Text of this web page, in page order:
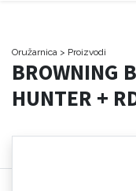
Oružarnica > Proizvodi
BROWNING
HUNTER +